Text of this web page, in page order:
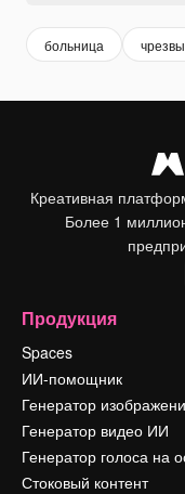
больница
Креативная
Более 1
Продукция
Spaces
ИИ-помощник
Генератор
Генератор видео ИИ
Генератор голоса на
Стоковый контент